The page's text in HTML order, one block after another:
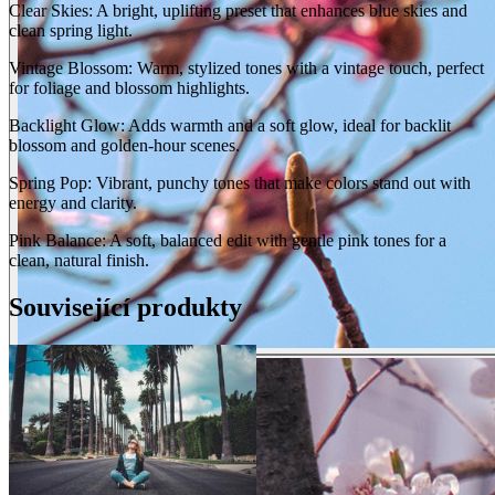
Clear Skies: A bright, uplifting preset that enhances blue skies and
clean spring light.
Vintage Blossom: Warm, stylized tones with a vintage touch, perfect
for foliage and blossom highlights.
Backlight Glow: Adds warmth and a soft glow, ideal for backlit
blossom and golden-hour scenes.
Spring Pop: Vibrant, punchy tones that make colors stand out with
energy and clarity.
Pink Balance: A soft, balanced edit with gentle pink tones for a
clean, natural finish.
Související produkty